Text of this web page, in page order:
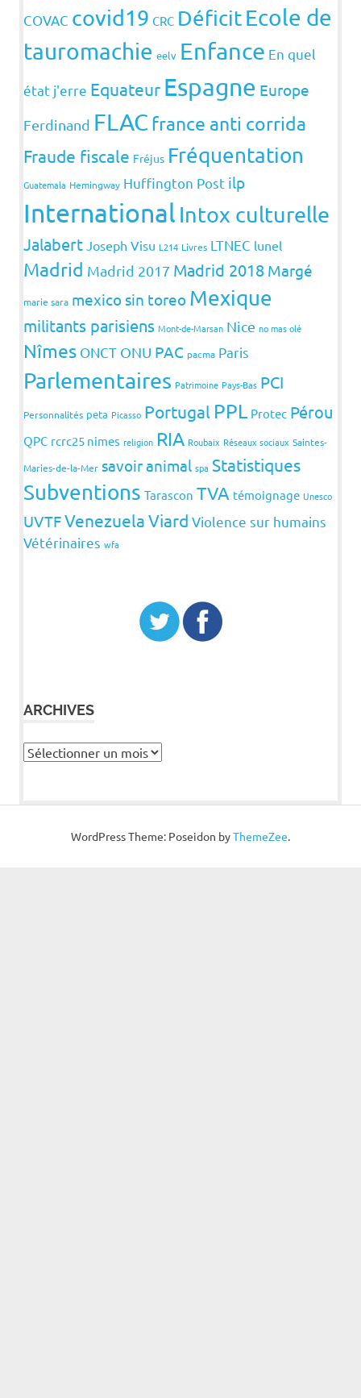
COVAC covid19 CRC DéficitEcole de
tauromachie eelv Enfance En quel
état j'erre Equateur Espagne Europe
Ferdinand FLAC france anti corrida
Fraude fiscale Fréjus Fréquentation
Guatemala Hemingway Huffington Post ilp
International Intox culturelle
Jalabert Joseph Visu L214 Livres LTNEC lunel
Madrid Madrid 2017 Madrid 2018 Margé
marie sara mexico sin toreo Mexique
militants parisiens Mont-de-Marsan Nice no mas olé
Nîmes ONCT ONU PAC pacma Paris
Parlementaires Patrimoine Pays-Bas PCI
Personnalités peta Picasso Portugal PPL Protec Pérou
QPC rcrc25 nimes religion RIA Roubaix Réseaux sociaux Saintes-
Maries-de-la-Mer savoir animal spa Statistiques
Subventions Tarascon TVA témoignage Unesco
UVTFVenezuelaViard Violence sur humains
Vétérinaires wfa
ARCHIVES
Archives
WordPress Theme: Poseidon byThemeZee